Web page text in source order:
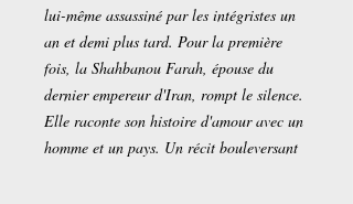
lui-même assassiné par les intégristes un
an et demi plus tard. Pour la première
fois, la Shahbanou Farah, épouse du
dernier empereur d'Iran, rompt le silence.
Elle raconte son histoire d'amour avec un
homme et un pays. Un récit bouleversant